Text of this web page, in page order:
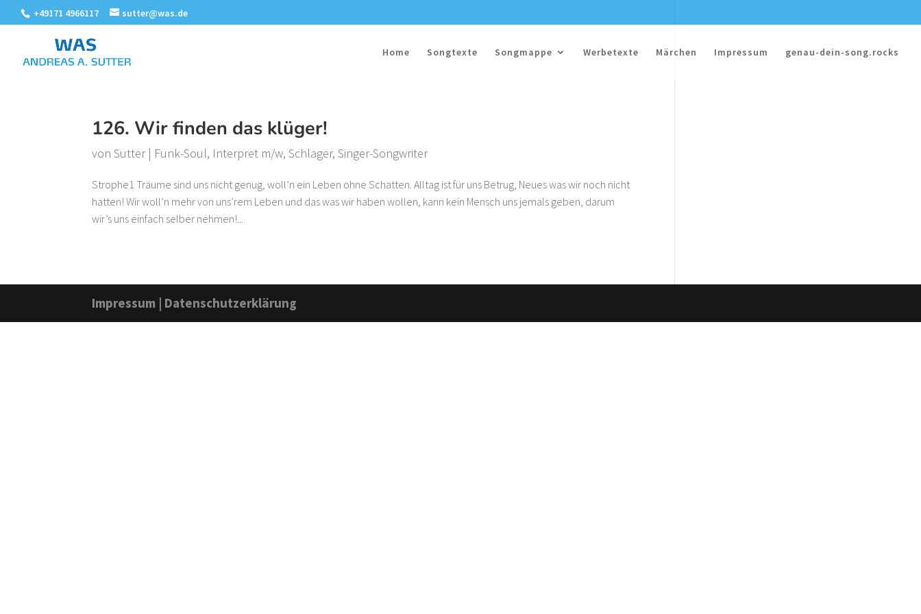
+49171 4966117 sutter@was.de
Home Songtexte Songmappe Werbetexte Märchen Impressum genau-dein-song.rocks
126. Wir finden das klüger!
vonSutter| Funk-Soul, Interpret m/w,Schlager,Singer-Songwriter
Strophe1 Träume sind uns nicht genug, woll’n ein Leben ohne Schatten. Alltag ist für uns Betrug, Neues was wir noch nicht
hatten! Wir woll’n mehr von uns’rem Leben und das was wir haben wollen, kann kein Mensch uns jemals geben, darum
wir’s uns einfach selber nehmen!...
Impressum | Datenschutzerklärung